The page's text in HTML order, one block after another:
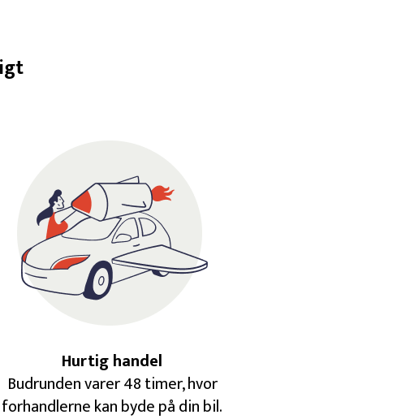
Hurtig handel
Budrunden varer 48 timer, hvor
forhandlerne kan byde på din bil.